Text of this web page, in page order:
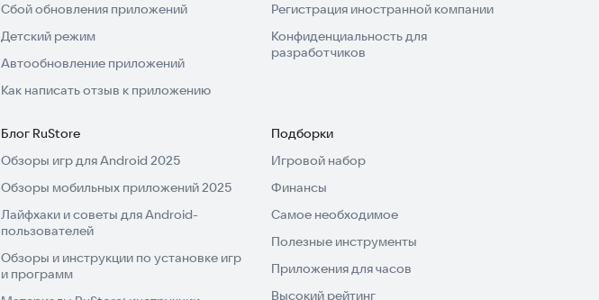
Сбой обновления приложений
Детский режим
Автообновление приложений
Как написать отзыв к приложению
Регистрация иностранной компании
Конфиденциальность для
разработчиков
Блог RuStore
Обзоры игр для Android 2025
Обзоры мобильных приложений 2025
Лайфхаки и советы для Android-
пользователей
Обзоры и инструкции по установке игр
и программ
Подборки
Игровой набор
Финансы
Самое необходимое
Полезные инструменты
Приложения для часов
Высокий рейтинг